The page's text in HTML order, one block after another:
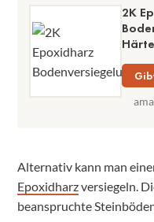
2K
Alternativ kann man
Epoxidharzversiegeln.
beanspruchte